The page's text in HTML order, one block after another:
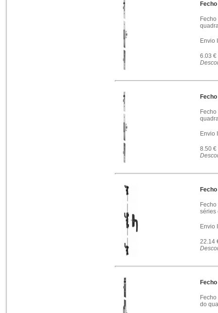
Envio
6.03 €
Envio
8.50 €
séries
Envio
22.14
do